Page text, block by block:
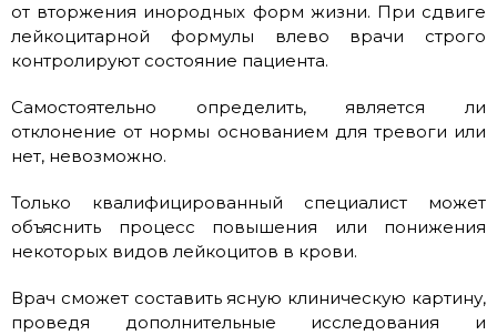
от вторжения инородных форм жизни. При сдвиге
лейкоцитарной формулы влево врачи строго
контролируют состояние пациента.
Самостоятельно определить, является ли
отклонение от нормы основанием для тревоги или
нет, невозможно.
Только квалифицированный специалист может
объяснить процесс повышения или понижения
некоторых видов лейкоцитов в крови.
Врач сможет составить ясную клиническую картину,
проведя дополнительные исследования и